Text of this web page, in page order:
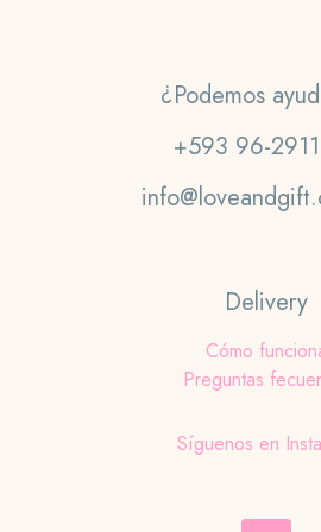
¿Podemos
+593 96-
Delivery
Cómo
Preguntas
Síguenos en